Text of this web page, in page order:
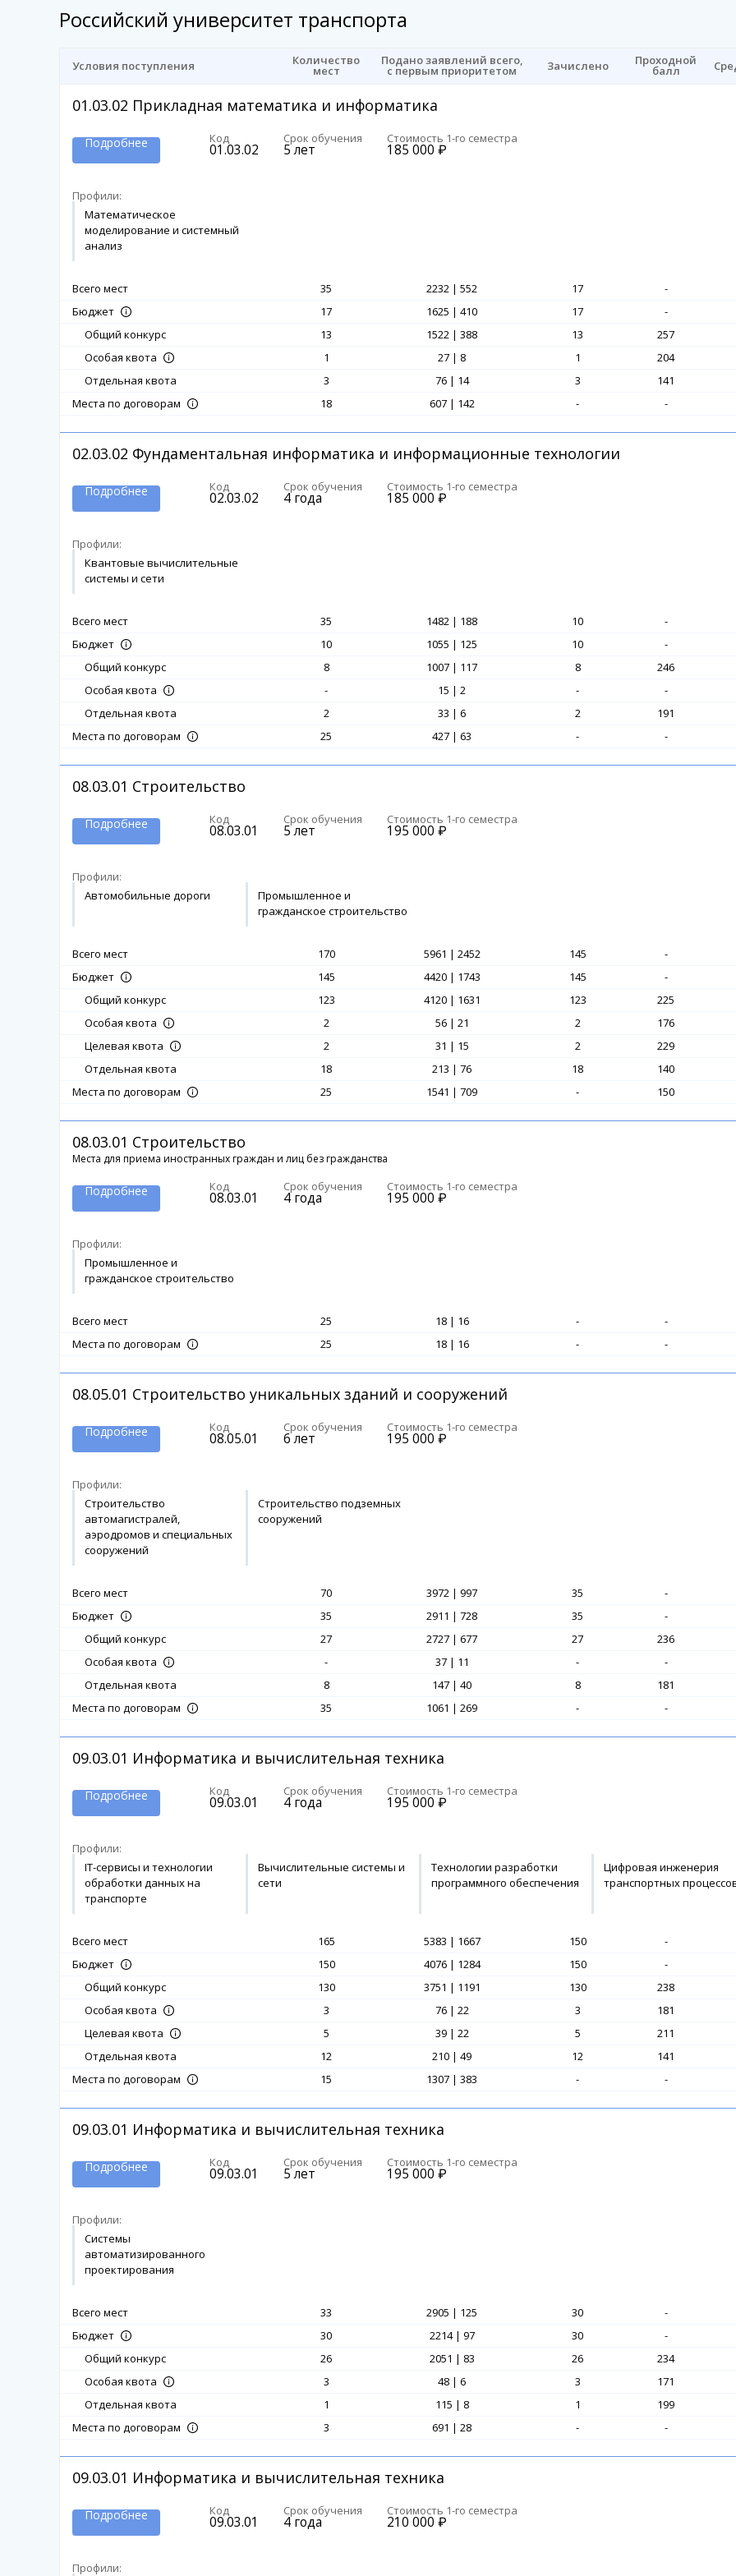
Российский университет транспорта
Условия поступления Количество
мест
Подано заявлений всего,
с первым приоритетом Зачислено Проходной
балл
01.03.02 Прикладная математика и информатика
Подробнее Код
01.03.02
Срок обучения
5 лет
Стоимость 1-го семестра
185 000 ₽
Профили:
Математическое
моделирование и системный
анализ
Всего мест 35 2232 | 552 17
-
Бюджет
17 1625 | 410 17
-
Общий конкурс
13 1522 | 388 13
257
Особая квота
1 27 | 8 1
204
Отдельная квота
3 76 | 14 3
141
Места по договорам
18 607 | 142 - -
02.03.02 Фундаментальная информатика и информационные технологии
Подробнее Код
02.03.02
Срок обучения
4 года
Стоимость 1-го семестра
185 000 ₽
Профили:
Квантовые вычислительные
системы и сети
Всего мест 35 1482 | 188 10
-
Бюджет
10 1055 | 125 10
-
Общий конкурс
8 1007 | 117 8
246
Особая квота
- 15 | 2 -
-
Отдельная квота
2 33 | 6 2
191
Места по договорам
25 427 | 63 - -
08.03.01 Строительство
Подробнее Код
08.03.01
Срок обучения
5 лет
Стоимость 1-го семестра
195 000 ₽
Профили:
Автомобильные дороги
Промышленное и
гражданское строительство
Всего мест 170 5961 | 2452 145
-
Бюджет
145 4420 | 1743 145
-
Общий конкурс
123 4120 | 1631 123
225
Особая квота
2 56 | 21 2
176
Целевая квота
2 31 | 15 2
229
Отдельная квота
18 213 | 76 18
140
Места по договорам
25 1541 | 709 - 150
08.03.01 Строительство
Места для приема иностранных граждан и лиц без гражданства
Подробнее Код
08.03.01
Срок обучения
4 года
Стоимость 1-го семестра
195 000 ₽
Профили:
Промышленное и
гражданское строительство
Всего мест 25 18 | 16 -
-
Места по договорам
25 18 | 16 - -
08.05.01 Строительство уникальных зданий и сооружений
Подробнее Код
08.05.01
Срок обучения
6 лет
Стоимость 1-го семестра
195 000 ₽
Профили:
Строительство
автомагистралей,
аэродромов и специальных
сооружений
Строительство подземных
сооружений
Всего мест 70 3972 | 997 35
-
Бюджет
35 2911 | 728 35
-
Общий конкурс
27 2727 | 677 27
236
Особая квота
- 37 | 11 -
-
Отдельная квота
8 147 | 40 8
181
Места по договорам
35 1061 | 269 - -
09.03.01 Информатика и вычислительная техника
Подробнее Код
09.03.01
Срок обучения
4 года
Стоимость 1-го семестра
195 000 ₽
Профили:
IT-сервисы и технологии
обработки данных на
транспорте
Вычислительные системы и
сети
Технологии разработки
программного обеспечения
Цифровая инженерия
транспортных
Всего мест 165 5383 | 1667 150
-
Бюджет
150 4076 | 1284 150
-
Общий конкурс
130 3751 | 1191 130
238
Особая квота
3 76 | 22 3
181
Целевая квота
5 39 | 22 5
211
Отдельная квота
12 210 | 49 12
141
Места по договорам
15 1307 | 383 - -
09.03.01 Информатика и вычислительная техника
Подробнее Код
09.03.01
Срок обучения
5 лет
Стоимость 1-го семестра
195 000 ₽
Профили:
Системы
автоматизированного
проектирования
Всего мест 33 2905 | 125 30
-
Бюджет
30 2214 | 97 30
-
Общий конкурс
26 2051 | 83 26
234
Особая квота
3 48 | 6 3
171
Отдельная квота
1 115 | 8 1
199
Места по договорам
3 691 | 28 - -
09.03.01 Информатика и вычислительная техника
Подробнее Код
09.03.01
Срок обучения
4 года
Стоимость 1-го семестра
210 000 ₽
Профили: